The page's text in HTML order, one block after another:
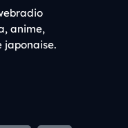
anime,
japonaise.